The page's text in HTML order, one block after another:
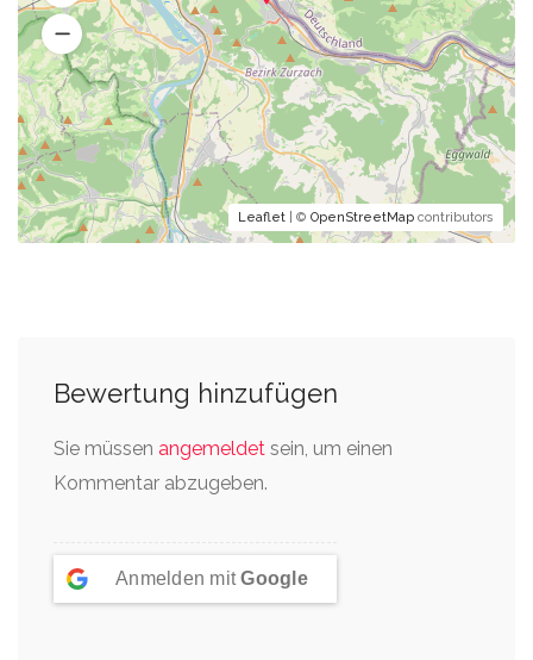
Leaflet | © OpenStreetMap contributors
Bewertung hinzufügen
Sie müssen angemeldet sein, um einen
Kommentar abzugeben.
Anmelden mitGoogle